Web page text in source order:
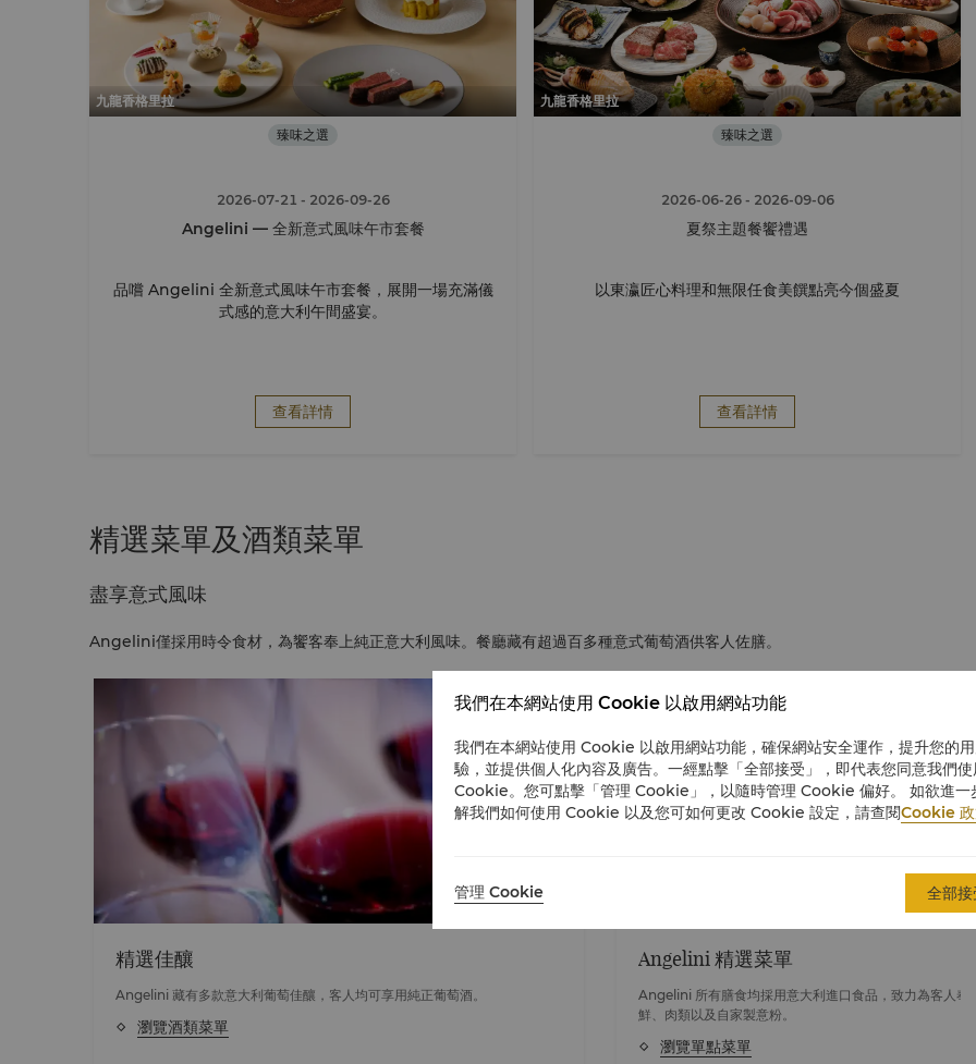
九龍香格里拉
臻味之選
2026-07-21 - 2026-09-26
Angelini — 全新意式風味午市套餐
品嚐 Angelini 全新意式風味午市套餐，展開一場充滿儀
式感的意大利午間盛宴。
查看詳情
九龍香格里拉
臻味之選
2026-06-26- 2026-09-06
夏祭主題餐饗禮遇
以東瀛匠心料理和無限任食美饌點亮今個盛夏
查看詳情
精選菜單及酒類菜單
盡享意式風味
Angelini僅採用時令食材，為饗客奉上純正意大利風味。餐廳藏有超過百多種意式葡萄酒供客人佐膳。
精選佳釀
Angelini 藏有多款意大利葡萄佳釀，客人均可享用純正葡萄酒。
瀏覽酒類菜單
Angelini 精選菜單
Angelini 所有膳食均採用意大利進口食品，致力為客人奉
鮮、肉類以及自家製意粉。
瀏覽單點菜單
我們在本網站使用 Cookie 以啟用網站功能
我們在本網站使用 Cookie 以啟用網站功能，確保網站安全運作，提升您的
驗，並提供個人化內容及廣告。一經點擊「全部接受」，即代表您同意我們使
Cookie。您可點擊「管理 Cookie」，以隨時管理 Cookie 偏好。 如欲進一
解我們如何使用 Cookie 以及您可如何更改 Cookie 設定，請查閱Cookie
管理 Cookie 全部接